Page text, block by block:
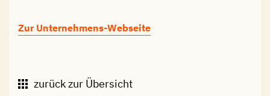
Zur Unternehmens-Webseite
zurück zur Übersicht